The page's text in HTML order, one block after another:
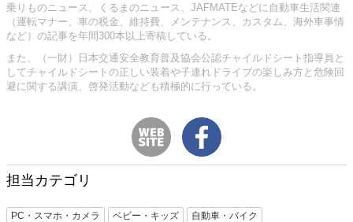
乗りものニュース、くるまのニュース、JAFMATEなどに自動車生活関連
（運転マナー、車の税金、維持費、メンテナンス、カスタム、海外車事情
など）の記事を年間300本以上寄稿している。
また、（一財）日本交通安全教育普及協会公認チャイルドシート指導員と
してチャイルドシートの正しい装着や子連れドライブの楽しみ方と危険回
避に関する講演、啓発活動なども積極的に行っている。
担当カテゴリ
PC・スマホ・カメラ ベビー・キッズ 自動車・バイク